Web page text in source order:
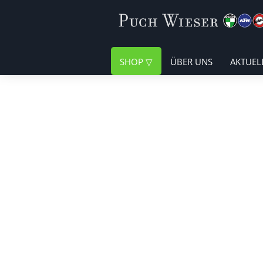
SHOP ÜBER UNS